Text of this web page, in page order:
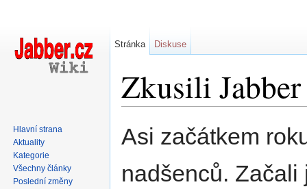
Zkusili
Asi začátkem
nadšenců. Začali
Stránka Diskuse
Hlavní strana
Aktuality
Kategorie
Všechny články
Poslední změny